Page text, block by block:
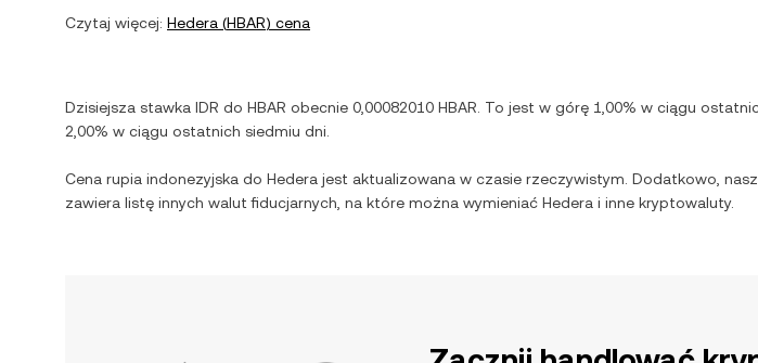
Czytaj więcej: Hedera (HBAR) cena
Dzisiejsza stawka IDR do HBAR obecnie 0,00082010 HBAR . To jest w górę 1,00% w ciągu
2,00% w ciągu ostatnich siedmiu dni.
Cena rupia indonezyjska do Hedera jest aktualizowana w czasie rzeczywistym. Dodatkowo,
zawiera listę innych walut fiducjarnych, na które można wymieniać Hedera i inne kryptowaluty.